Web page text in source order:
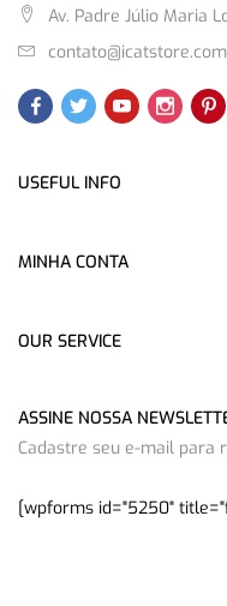
Av. Padre Júlio Maria
USEFUL INFO
MINHA CONTA
OUR SERVICE
ASSINE NOSSA
Cadastre seu e-mail para
[wpforms id="5250"